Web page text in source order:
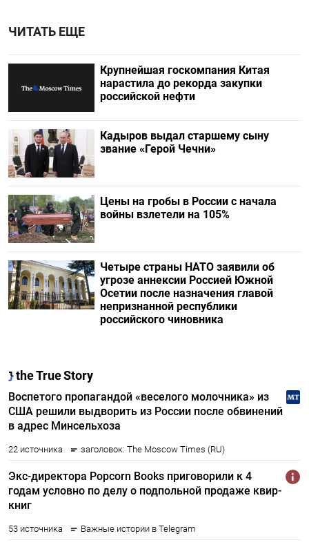
ЧИТАТЬ ЕЩЕ
Крупнейшая госкомпания Китая
нарастила до рекорда закупки
российской нефти
Кадыров выдал старшему сыну
звание «Герой Чечни»
Цены на гробы в России с начала
войны взлетели на 105%
Четыре страны НАТО заявили об
угрозе аннексии Россией Южной
Осетии после назначения главой
непризнанной республики
российского чиновника